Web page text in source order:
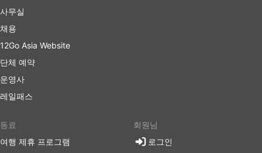
사무실
채용
12Go Asia Website
단체 예약
운영사
레일패스
동료
여행 제휴 프로그램
회원님
로그인